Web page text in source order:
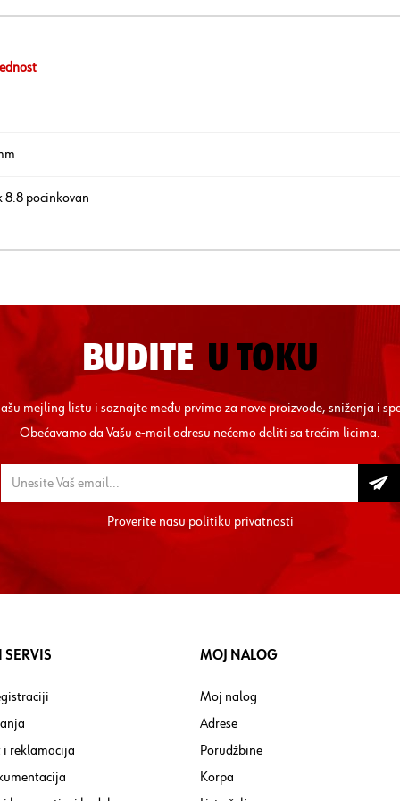
8.8 pocinkovan
BUDITE U TOKU
mejling listu i saznajte među prvima za nove proizvode, sniženja i
Obećavamo da Vašu e-mail adresu nećemo deliti sa trećim licima.
Proverite nasupolitiku privatnosti
SERVIS
i reklamacija
MOJ NALOG
Moj nalog
Adrese
Porudžbine
Korpa